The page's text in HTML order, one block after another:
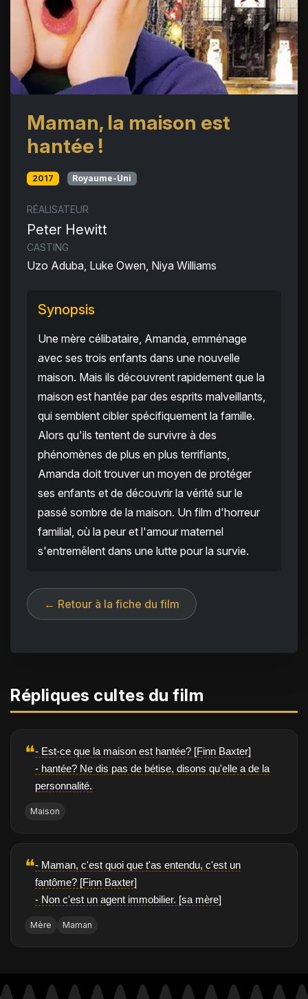
Maman, la maison est
hantée !
2017 Royaume-Uni
RÉALISATEUR
Peter Hewitt
CASTING
Uzo Aduba, Luke Owen, Niya Williams
Synopsis
Une mère célibataire, Amanda, emménage
avec ses trois enfants dans une nouvelle
maison. Mais ils découvrent rapidement que la
maison est hantée par des esprits malveillants,
qui semblent cibler spécifiquement la famille.
Alors qu'ils tentent de survivre à des
phénomènes de plus en plus terrifiants,
Amanda doit trouver un moyen de protéger
ses enfants et de découvrir la vérité sur le
passé sombre de la maison. Un film d'horreur
familial, où la peur et l'amour maternel
s'entremêlent dans une lutte pour la survie.
← Retour à la fiche du film
Répliques cultes du film
❝- Est-ce que la maison est hantée? [Finn Baxter]
- hantée? Ne dis pas de bétise, disons qu'elle a de la
personnalité.
Maison
❝- Maman, c'est quoi que t'as entendu, c'est un
fantôme? [Finn Baxter]
- Non c'est un agent immobilier. [sa mère]
Mère Maman